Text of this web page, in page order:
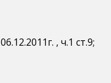
, ч.1 ст.9;